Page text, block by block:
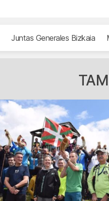
Juntas Generales Bizkaia